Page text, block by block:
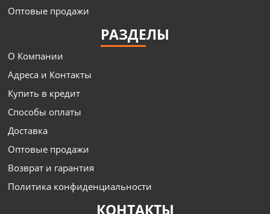
Оптовые продажи
РАЗДЕЛЫ
О Компании
Адреса и Контакты
Купить в кредит
Способы оплаты
Доставка
Оптовые продажи
Возврат и гарантия
Политика конфиденциальности
КОНТАКТЫ